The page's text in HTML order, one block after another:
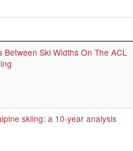
Ski Widths On The ACL
skiing: a 10-year analysis